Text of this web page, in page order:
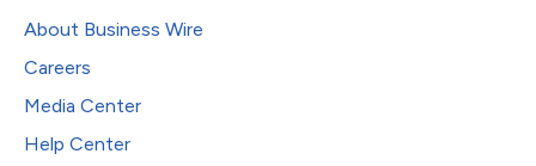
About Business Wire
Careers
Media Center
Help Center